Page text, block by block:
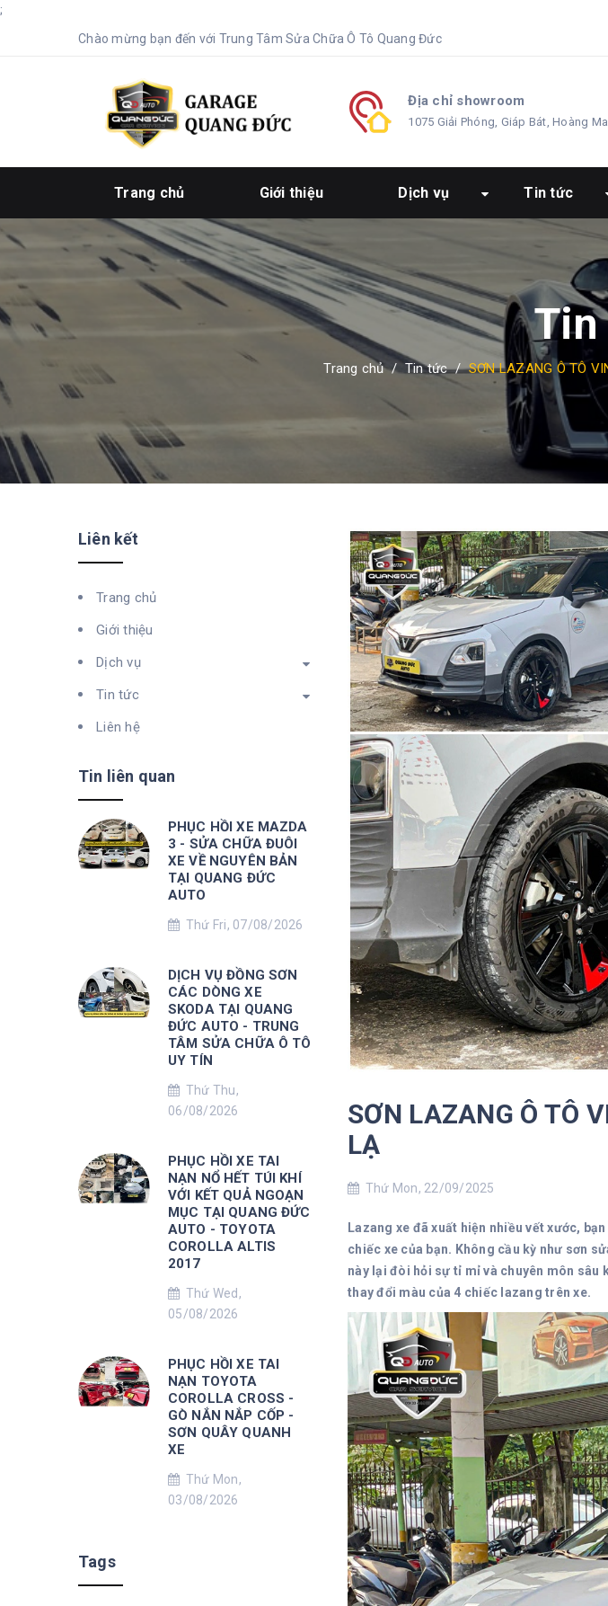
;
Chào mừng bạn đến với Trung Tâm Sửa Chữa Ô Tô Quang Đức
Địa chỉ showroom
1075 Giải Phóng, Giáp Bát, Hoàng
Trang chủ Giới thiệu Dịch vụ Tin tức
Trang chủ / Tin tức / SƠN LAZANG Ô TÔ
SƠN LAZANG Ô TÔ
LẠ
Thứ Mon, 22/09/2025
Lazang xe đã xuất hiện nhiều vết xước,
chiếc xe của bạn. Không cầu kỳ như sơn
này lại đòi hỏi sự tỉ mỉ và chuyên môn sâu
thay đổi màu của 4 chiếc lazang trên xe.
Liên kết
Trang chủ
Giới thiệu
Dịch vụ
Tin tức
Liên hệ
Tin liên quan
PHỤC HỒI XE MAZDA
3 - SỬA CHỮA ĐUÔI
XE VỀ NGUYÊN BẢN
TẠI QUANG ĐỨC
AUTO
Thứ Fri, 07/08/2026
DỊCH VỤ ĐỒNG SƠN
CÁC DÒNG XE
SKODA TẠI QUANG
ĐỨC AUTO - TRUNG
TÂM SỬA CHỮA Ô TÔ
UY TÍN
Thứ Thu,
06/08/2026
PHỤC HỒI XE TAI
NẠN NỔ HẾT TÚI KHÍ
VỚI KẾT QUẢ NGOẠN
MỤC TẠI QUANG ĐỨC
AUTO - TOYOTA
COROLLA ALTIS
2017
Thứ Wed,
05/08/2026
PHỤC HỒI XE TAI
NẠN TOYOTA
COROLLA CROSS -
GÒ NẮN NẮP CỐP -
SƠN QUÂY QUANH
XE
Thứ Mon,
03/08/2026
Tags